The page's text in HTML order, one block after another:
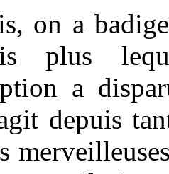
on a
plus
a
depuis